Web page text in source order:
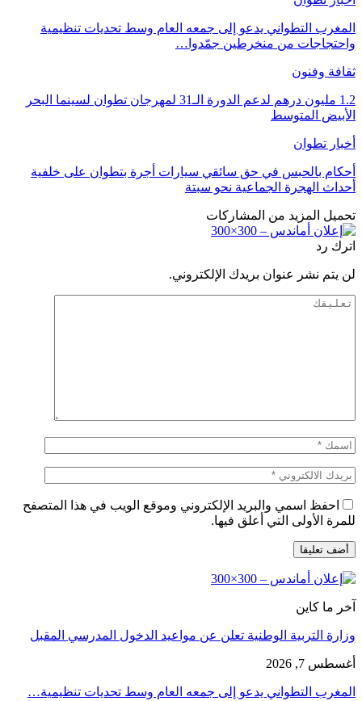
المغرب التطواني يدعو إلى جمعه العام وسط تحديات تنظيمية
واحتجاجات من منخرطين جمّدوا…
ثقافة وفنون
1.2 مليون درهم لدعم الدورة الـ31 لمهرجان تطوان لسينما البحر
الأبيض المتوسط
أخبار تطوان
أحكام بالحبس في حق سائقي سيارات أجرة بتطوان على خلفية
أحداث الهجرة الجماعية نحو سبتة
تحميل المزيد من المشاركات
اترك رد
لن يتم نشر عنوان بريدك الإلكتروني.
احفظ اسمي والبريد الإلكتروني وموقع الويب في هذا المتصفح
للمرة الأولى التي أعلق فيها.
آخر ما كاين
وزارة التربية الوطنية تعلن عن مواعيد الدخول المدرسي المقبل
أغسطس 7, 2026
المغرب التطواني يدعو إلى جمعه العام وسط تحديات تنظيمية…